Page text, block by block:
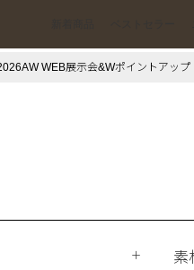
パールアクセ）
WEB展示会&Wポイントアップ
素